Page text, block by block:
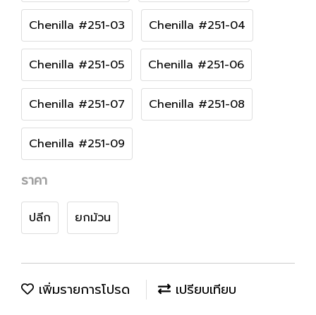
Chenilla #251-03 Chenilla #251-04
Chenilla #251-05 Chenilla #251-06
Chenilla #251-07 Chenilla #251-08
Chenilla #251-09
ราคา
ปลีก ยกม้วน
เพิ่มรายการโปรด
เปรียบเทียบ